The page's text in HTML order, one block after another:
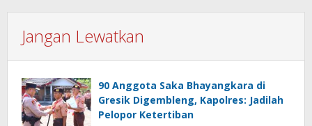
Jangan Lewatkan
90 Anggota Saka Bhayangkara di
Gresik Digembleng, Kapolres: Jadilah
Pelopor Ketertiban